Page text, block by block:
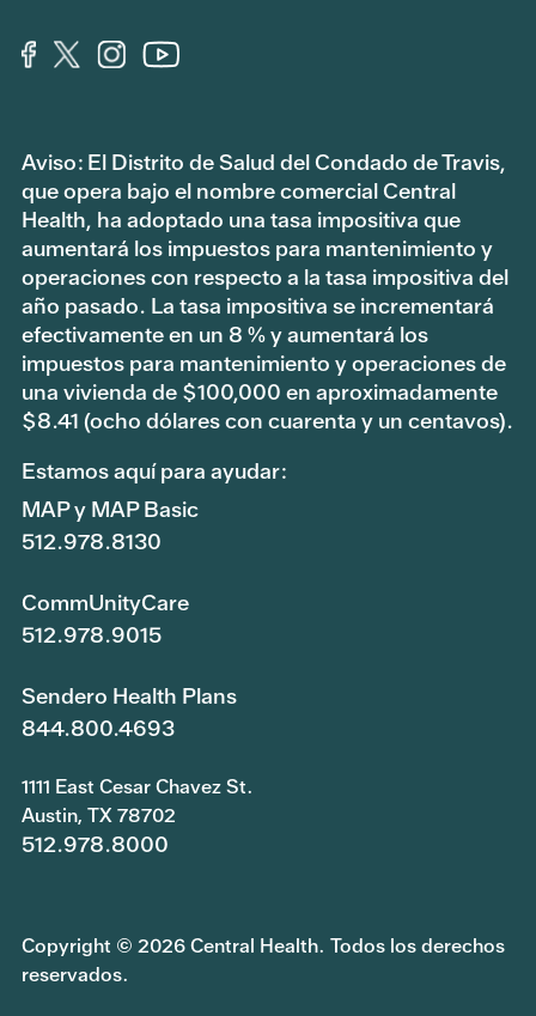
Aviso: El Distrito de Salud del Condado de Travis,
que opera bajo el nombre comercial Central
Health, ha adoptado una tasa impositiva que
aumentará los impuestos para mantenimiento y
operaciones con respecto a la tasa impositiva del
año pasado. La tasa impositiva se incrementará
efectivamente en un 8 % y aumentará los
impuestos para mantenimiento y operaciones de
una vivienda de $100,000 en aproximadamente
$8.41 (ocho dólares con cuarenta y un centavos).
Estamos aquí para ayudar:
MAP y MAP Basic
512.978.8130
CommUnityCare
512.978.9015
Sendero Health Plans
844.800.4693
1111 East Cesar Chavez St.
Austin, TX 78702
512.978.8000
Copyright © 2026 Central Health. Todos los derechos
reservados.